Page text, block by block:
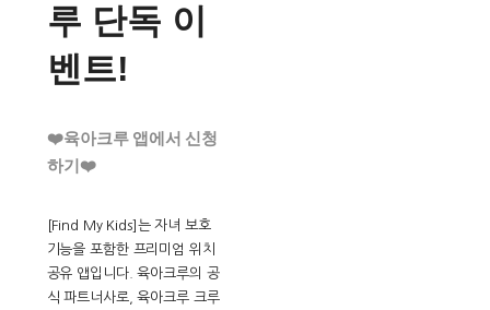
루 단독 이
벤트!
❤️육아크루 앱에서 신청
하기❤️
[Find My Kids]는 자녀 보호
기능을 포함한 프리미엄 위치
공유 앱입니다. 육아크루의 공
식 파트너사로, 육아크루 크루